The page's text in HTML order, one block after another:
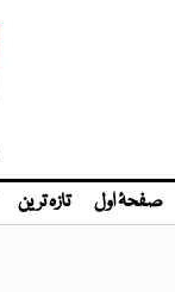
صفحۂ اول تازہ ترین